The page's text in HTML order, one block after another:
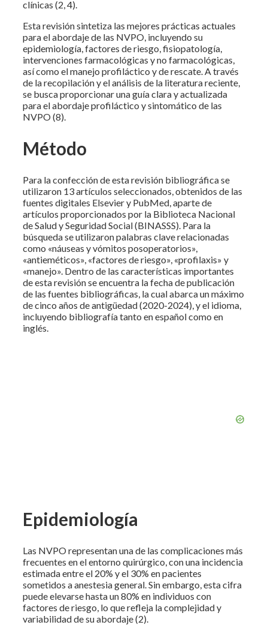
clínicas (2, 4).
Esta revisión sintetiza las mejores prácticas actuales
para el abordaje de las NVPO, incluyendo su
epidemiología, factores de riesgo, fisiopatología,
intervenciones farmacológicas y no farmacológicas,
así como el manejo profiláctico y de rescate. A través
de la recopilación y el análisis de la literatura reciente,
se busca proporcionar una guía clara y actualizada
para el abordaje profiláctico y sintomático de las
NVPO (8).
Método
Para la confección de esta revisión bibliográfica se
utilizaron 13 artículos seleccionados, obtenidos de las
fuentes digitales Elsevier y PubMed, aparte de
artículos proporcionados por la Biblioteca Nacional
de Salud y Seguridad Social (BINASSS). Para la
búsqueda se utilizaron palabras clave relacionadas
como «náuseas y vómitos posoperatorios»,
«antieméticos», «factores de riesgo», «profilaxis» y
«manejo». Dentro de las características importantes
de esta revisión se encuentra la fecha de publicación
de las fuentes bibliográficas, la cual abarca un máximo
de cinco años de antigüedad (2020-2024), y el idioma,
incluyendo bibliografía tanto en español como en
inglés.
Epidemiología
Las NVPO representan una de las complicaciones más
frecuentes en el entorno quirúrgico, con una incidencia
estimada entre el 20% y el 30% en pacientes
sometidos a anestesia general. Sin embargo, esta cifra
puede elevarse hasta un 80% en individuos con
factores de riesgo, lo que refleja la complejidad y
variabilidad de su abordaje (2).